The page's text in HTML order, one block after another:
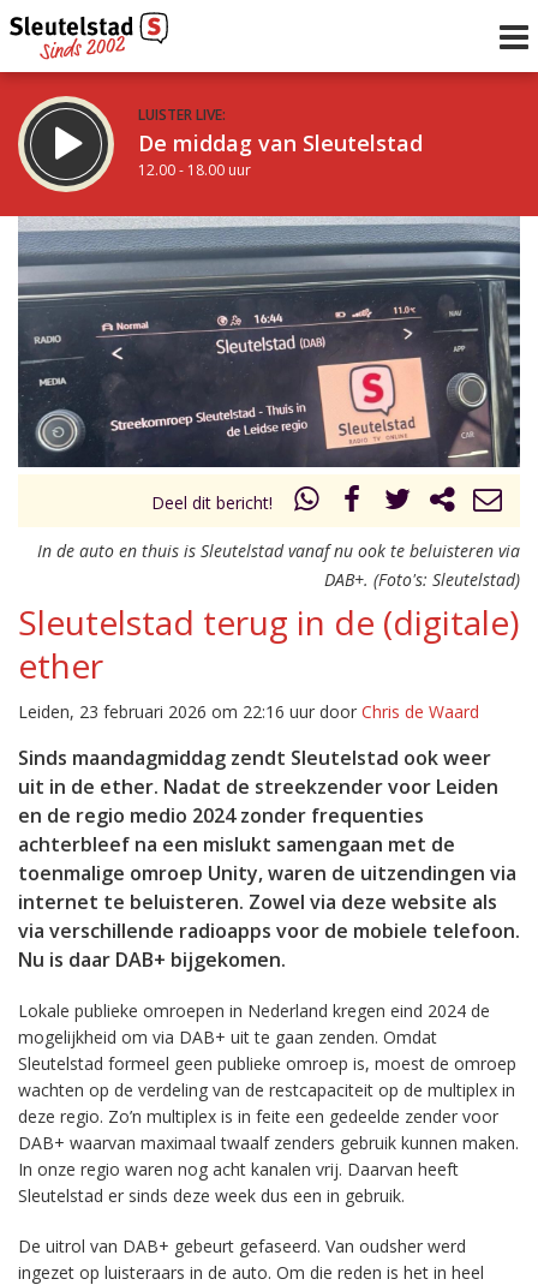
LUISTER LIVE:
De middag van Sleutelstad
12.00 - 18.00 uur
STRAKS:
De avond van Sleutelstad
18.00 - 21.00 uur
Vorig uur
uur 1 van 0 Volgend uur
Deel dit bericht!
In de auto en thuis is Sleutelstad vanaf nu ook te beluisteren via
DAB+. (Foto's: Sleutelstad)
Sleutelstad terug in de (digitale)
ether
Leiden, 23 februari 2026 om 22:16 uur door Chris de Waard
Sinds maandagmiddag zendt Sleutelstad ook weer
uit in de ether. Nadat de streekzender voor Leiden
en de regio medio 2024 zonder frequenties
achterbleef na een mislukt samengaan met de
toenmalige omroep Unity, waren de uitzendingen via
internet te beluisteren. Zowel via deze website als
via verschillende radioapps voor de mobiele telefoon.
Nu is daar DAB+ bijgekomen.
Lokale publieke omroepen in Nederland kregen eind 2024 de
mogelijkheid om via DAB+ uit te gaan zenden. Omdat
Sleutelstad formeel geen publieke omroep is, moest de omroep
wachten op de verdeling van de restcapaciteit op de multiplex in
deze regio. Zo’n multiplex is in feite een gedeelde zender voor
DAB+ waarvan maximaal twaalf zenders gebruik kunnen maken.
In onze regio waren nog acht kanalen vrij. Daarvan heeft
Sleutelstad er sinds deze week dus een in gebruik.
De uitrol van DAB+ gebeurt gefaseerd. Van oudsher werd
ingezet op luisteraars in de auto. Om die reden is het in heel